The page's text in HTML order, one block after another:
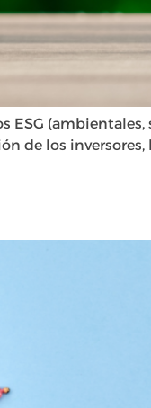
(ambientales,
de los inversores,